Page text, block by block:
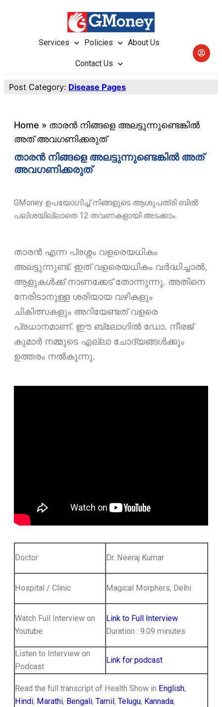
Services Policies About Us
Contact Us
Post Category: Disease Pages
Home » താരൻ നിങ്ങളെ അലട്ടുന്നുണ്ടെങ്കിൽ
അത് അവഗണിക്കരുത്
താരൻ നിങ്ങളെ അലട്ടുന്നുണ്ടെങ്കിൽ അത്
അവഗണിക്കരുത്
GMoney ഉപയോഗിച്ച് നിങ്ങളുടെ ആശുപത്രി ബിൽ
പലിശയില്ലാതെ 12 തവണകളായി അടക്കാം.
താരൻ എന്ന പ്രശ്നം വളരെയധികം
അലട്ടുന്നുണ്ട്. ഇത് വളരെയധികം വർദ്ധിച്ചാൽ,
ആളുകൾക്ക് നാണക്കേട് തോന്നുന്നു. അതിനെ
നേരിടാനുള്ള ശരിയായ വഴികളും
ചികിത്സകളും അറിയേണ്ടത് വളരെ
പ്രധാനമാണ്. ഈ ബ്ലോഗിൽ ഡോ. നീരജ്
കുമാർ നമ്മുടെ എല്ലാ ചോദ്യങ്ങൾക്കും
ഉത്തരം നൽകുന്നു.
Doctor Dr. Neeraj Kumar
Hospital / Clinic Magical Morphers, Delhi
Watch Full Interview on
Youtube
Link to Full Interview
Duration : 9.09 minutes
Listen to Interview on
Podcast
Link for podcast
Read the full transcript of Health Show in English,
Hindi, Marathi, Bengali, Tamil , Telugu, Kannada,